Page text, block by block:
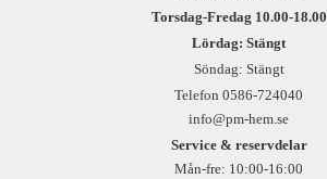
Torsdag-Fredag 10.00-18.00
Lördag: Stängt
Söndag: Stängt
Telefon 0586-724040
info@pm-hem.se
Service & reservdelar
Mån-fre: 10:00-16:00